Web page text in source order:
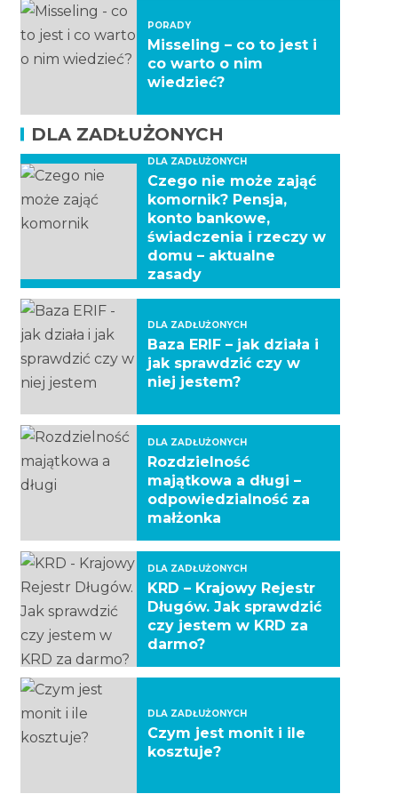
PORADY
Misseling – co to jest i
co warto o nim
wiedzieć?
DLA ZADŁUŻONYCH
DLA ZADŁUŻONYCH
Czego nie może zająć
komornik? Pensja,
konto bankowe,
świadczenia i rzeczy w
domu – aktualne
zasady
DLA ZADŁUŻONYCH
Baza ERIF – jak działa i
jak sprawdzić czy w
niej jestem?
DLA ZADŁUŻONYCH
Rozdzielność
majątkowa a długi –
odpowiedzialność za
małżonka
DLA ZADŁUŻONYCH
KRD – Krajowy Rejestr
Długów. Jak sprawdzić
czy jestem w KRD za
darmo?
DLA ZADŁUŻONYCH
Czym jest monit i ile
kosztuje?